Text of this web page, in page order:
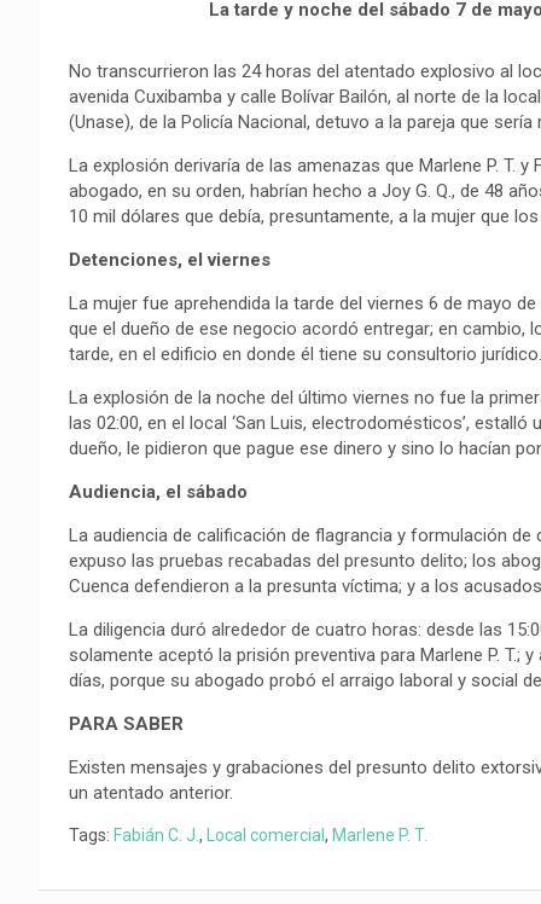
La tarde y noche del sábado 7 de
No transcurrieron las 24 horas del atentado explosivo al
avenida Cuxibamba y calle Bolívar Bailón, al norte de la
(Unase), de la Policía Nacional, detuvo a la pareja que
La explosión derivaría de las amenazas que Marlene P. T.
abogado, en su orden, habrían hecho a Joy G. Q., de 48
10 mil dólares que debía, presuntamente, a la mujer que
Detenciones, el viernes
La mujer fue aprehendida la tarde del viernes 6 de mayo
que el dueño de ese negocio acordó entregar; en cambio,
tarde, en el edificio en donde él tiene su consultorio jurídico.
La explosión de la noche del último viernes no fue la
las 02:00, en el local ‘San Luis, electrodomésticos’,
dueño, le pidieron que pague ese dinero y sino lo hacían
Audiencia, el sábado
La audiencia de calificación de flagrancia y formulación
expuso las pruebas recabadas del presunto delito; los
Cuenca defendieron a la presunta víctima; y a los
La diligencia duró alrededor de cuatro horas: desde las
solamente aceptó la prisión preventiva para Marlene P. T.;
días, porque su abogado probó el arraigo laboral y social
PARA SABER
Existen mensajes y grabaciones del presunto delito
un atentado anterior.
Tags: Fabián C. J. , Local comercial , Marlene P. T.